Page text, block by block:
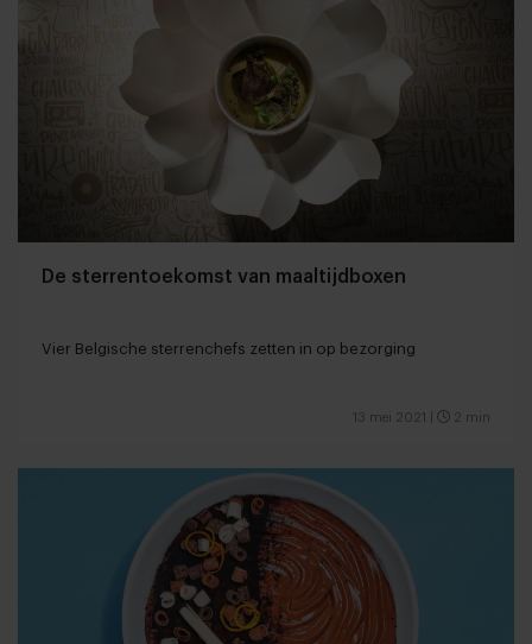
De sterrentoekomst van maaltijdboxen
Vier Belgische sterrenchefs zetten in op bezorging
13 mei 2021 2 min